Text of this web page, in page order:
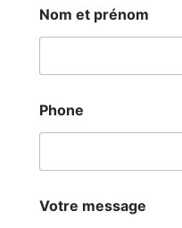
m
a
l
o
t
r
V
t
Nom et prénom
Phone
Votre message